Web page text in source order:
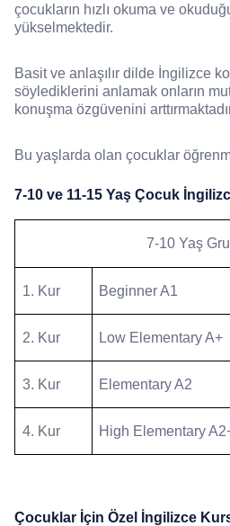
çocukların hızlı okuma ve
yükselmektedir.
Basit ve anlaşılır dilde İngilizce
söylediklerini anlamak onların
konuşma özgüvenini
Bu yaşlarda olan çocuklar
7-10 ve 11-15 Yaş Çocuk
7-10 Yaş
1. Kur Beginner A1
2. Kur Low Elementary A+
3. Kur Elementary A2
4. Kur High Elementary
Çocuklar İçin Özel İngilizce